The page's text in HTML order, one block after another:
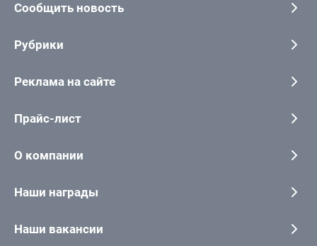
Сообщить новость
Рубрики
Реклама на сайте
Прайс-лист
О компании
Наши награды
Наши вакансии